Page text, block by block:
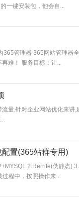
一键安装包，他会自...
管理器 365网站管理器
难！ 服务目标：让...
量.针对企业网站优化来
置(365站群专用)
2.Rerrite(伪静态)
程中，按照操作来...